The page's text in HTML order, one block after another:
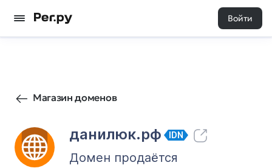
Войти
Магазин доменов
данилюк.рф IDN
41 0
Домен продаётся